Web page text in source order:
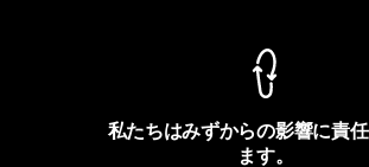
私たちはみずからの影響に責
ます。